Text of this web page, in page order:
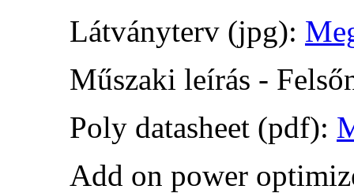
Látványterv (jpg):
Műszaki leírás -
Poly datasheet (pdf):
Add on power